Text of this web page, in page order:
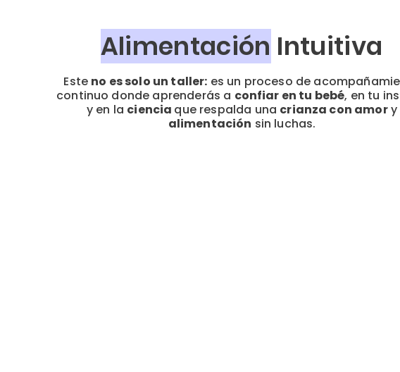
Alimentación Intuitiva
Este no es solo un taller: es un proceso de
continuo donde aprenderás a confiar en tu bebé, en tu
y en la ciencia que respalda una crianza con amory
alimentación sin luchas.